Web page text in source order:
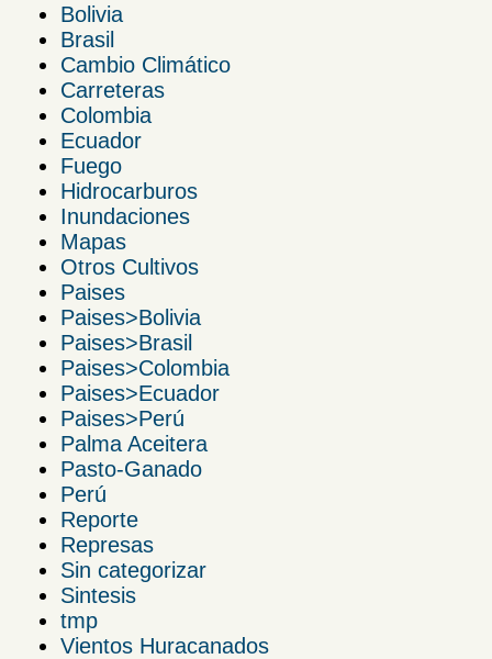
Bolivia
Brasil
Cambio Climático
Carreteras
Colombia
Ecuador
Fuego
Hidrocarburos
Inundaciones
Mapas
Otros Cultivos
Paises
Paises>Bolivia
Paises>Brasil
Paises>Colombia
Paises>Ecuador
Paises>Perú
Palma Aceitera
Pasto-Ganado
Perú
Reporte
Represas
Sin categorizar
Sintesis
tmp
Vientos Huracanados